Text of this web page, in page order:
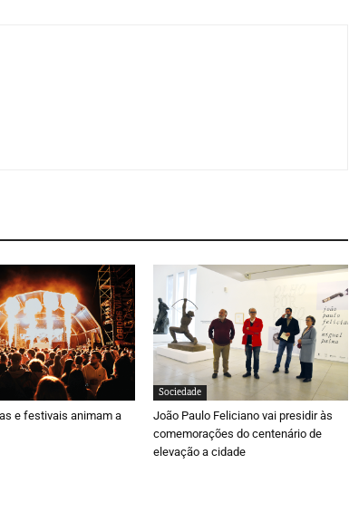
e festivais animam a
Sociedade
João Paulo Feliciano vai presidir às
comemorações do centenário de
elevação a cidade